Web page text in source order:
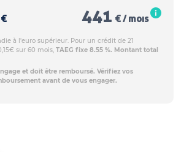
€ 441 € / mois
à l'euro supérieur. Pour un crédit de 21
sur 60 mois, TAEG fixe 8.55 %. Montant total
et doit être remboursé. Vérifiez vos
avant de vous engager.